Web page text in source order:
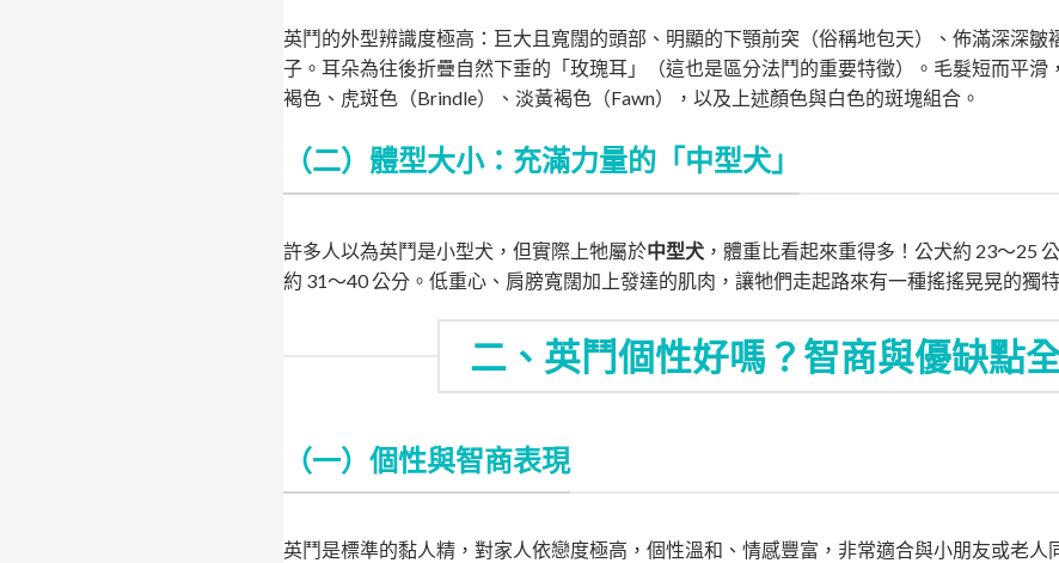
英鬥的外型辨識度極高：巨大且寬闊的頭部、明顯的下顎前突（俗稱地包天）、佈滿深深皺
子。耳朵為往後折疊自然下垂的「玫瑰耳」（這也是區分法鬥的重要特徵）。毛髮短而平
褐色、虎斑色（Brindle）、淡黃褐色（Fawn），以及上述顏色與白色的斑塊組合。
（二）體型大小：充滿力量的「中型犬」
許多人以為英鬥是小型犬，但實際上牠屬於中型犬 ，體重比看起來重得多！公犬約 23～25
約 31～40 公分。低重心、肩膀寬闊加上發達的肌肉，讓牠們走起路來有一種搖搖晃晃的獨
二、英鬥個性好嗎？智商與優缺點
（一）個性與智商表現
英鬥是標準的黏人精，對家人依戀度極高，個性溫和、情感豐富，非常適合與小朋友或老人